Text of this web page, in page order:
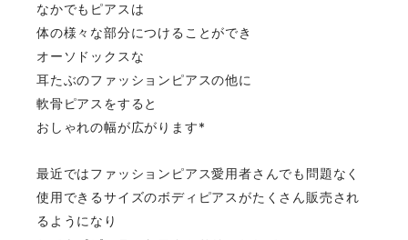
なかでもピアスは
体の様々な部分につけることができ
オーソドックスな
耳たぶのファッションピアスの他に
軟骨ピアスをすると
おしゃれの幅が広がります*
最近ではファッションピアス愛用者さんでも問題なく
使用できるサイズのボディピアスがたくさん販売され
るようになり